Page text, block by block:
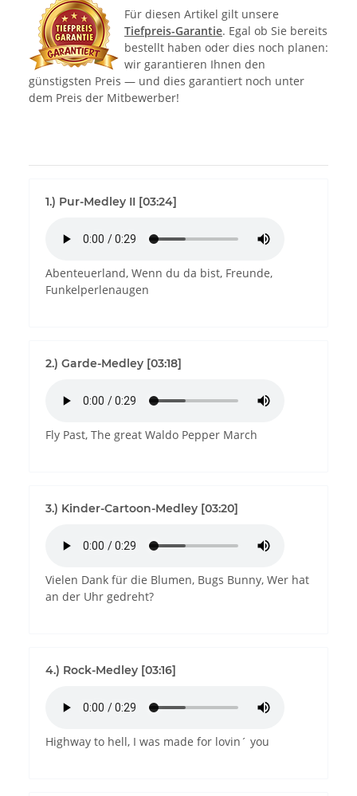
Für diesen Artikel gilt unsere
Tiefpreis-Garantie. Egal ob Sie bereits
bestellt haben oder dies noch planen:
wir garantieren Ihnen den
günstigsten Preis — und dies garantiert noch unter
dem Preis der Mitbewerber!
1.) Pur-Medley II [03:24]
Abenteuerland, Wenn du da bist, Freunde,
Funkelperlenaugen
2.) Garde-Medley [03:18]
Fly Past, The great Waldo Pepper March
3.) Kinder-Cartoon-Medley [03:20]
Vielen Dank für die Blumen, Bugs Bunny, Wer hat
an der Uhr gedreht?
4.) Rock-Medley [03:16]
Highway to hell, I was made for lovin´ you